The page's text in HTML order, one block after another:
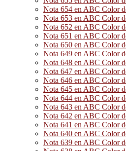
Nota 654 en ABC Color
Nota 653 en ABC Color
Nota 652 en ABC Color
Nota 651 en ABC Color
Nota 650 en ABC Color
Nota 649 en ABC Color
Nota 648 en ABC Color
Nota 647 en ABC Color
Nota 646 en ABC Color
Nota 645 en ABC Color
Nota 644 en ABC Color
Nota 643 en ABC Color
Nota 642 en ABC Color
Nota 641 en ABC Color
Nota 640 en ABC Color
Nota 639 en ABC Color